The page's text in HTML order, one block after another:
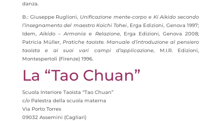
danza.
B.: Giuseppe Ruglioni, Unificazione mente-corpo e Ki Aikido secondo
l’insegnamento del maestro Koichi Tohei, Erga Edizioni, Genova 1997;
Idem,Aikido – Armonia e Relazione, Erga Edizioni, Genova 2008;
Patricia Müller, Pratiche taoiste. Manuale d’introduzione al pensiero
taoista e ai suoi vari campi d’applicazione, M.I.R. Edizioni,
Montespertoli (Firenze) 1996.
La “Tao Chuan”
Scuola Interiore Taoista “Tao Chuan”
c/o Palestra della scuola materna
Via Porto Torres
09032 Assemini (Cagliari)